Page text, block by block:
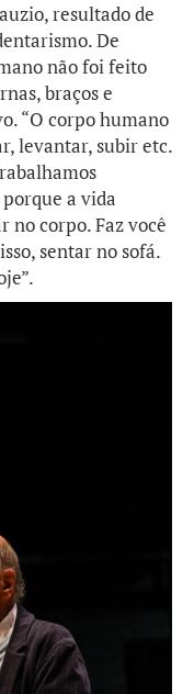
resultado de
De
não foi feito
braços e
“O corpo humano
levantar, subir etc.
a vida
no corpo. Faz você
sentar no sofá.